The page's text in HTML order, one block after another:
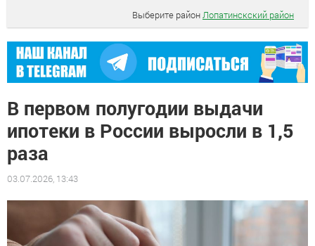
Выберите районЛопатинскский район
В первом полугодии выдачи
ипотеки в России выросли в 1,5
раза
03.07.2026, 13:43